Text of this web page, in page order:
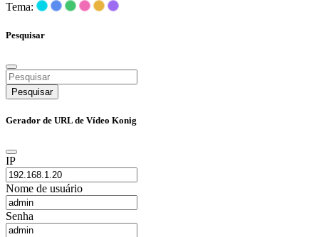
Tema:
Pesquisar
Pesquisar
Gerador de URL de Vídeo Konig
IP
Nome de usuário
Senha